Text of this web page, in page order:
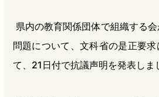
県内の教育関係団体で組織する
問題について、文科省の是正要
て、21日付で抗議声明を発表しま